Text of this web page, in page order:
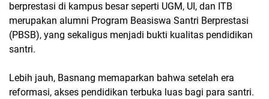
berprestasi di kampus besar seperti UGM, UI, dan ITB
merupakan alumni Program Beasiswa Santri Berprestasi
(PBSB), yang sekaligus menjadi bukti kualitas pendidikan
santri.
Lebih jauh, Basnang memaparkan bahwa setelah era
reformasi, akses pendidikan terbuka luas bagi para santri.